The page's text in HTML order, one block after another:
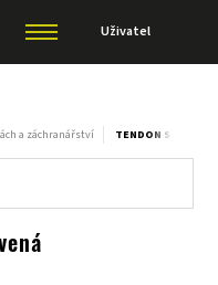
Uživatel
a záchranářství TENDON SECURE